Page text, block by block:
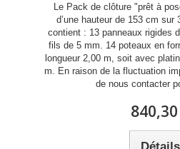
Le Pack de clôture "prêt à
d’une hauteur de 153 cm sur
contient : 13 panneaux rigides
fils de 5 mm. 14 poteaux en
longueur 2,00 m, soit avec
m. En raison de la fluctuation
de nous contacter